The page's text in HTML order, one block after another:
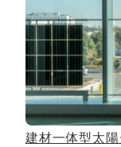
建材一体型太